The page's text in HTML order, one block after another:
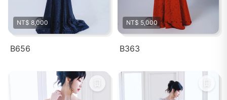
NT$ 8,000
B656
NT$ 5,000
B363